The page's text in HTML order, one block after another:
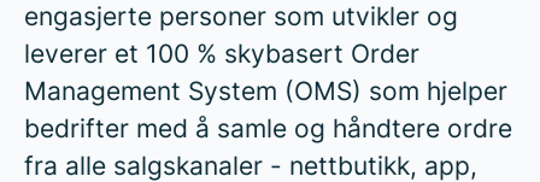
engasjerte personer som utvikler og
leverer et 100 % skybasert Order
Management System (OMS) som hjelper
bedrifter med å samle og håndtere ordre
fra alle salgskanaler - nettbutikk, app,